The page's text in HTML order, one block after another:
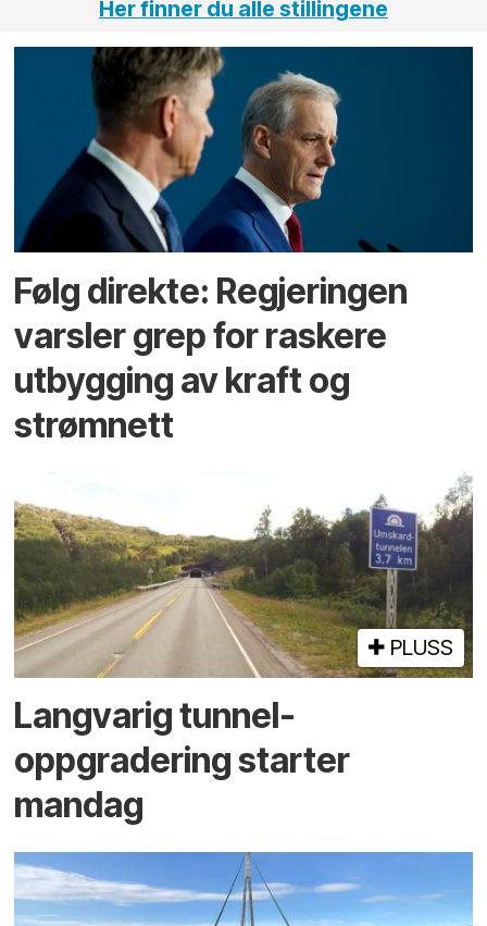
Her finner du alle stillingene
Følg direkte: Regjeringen
varsler grep for raskere
utbygging av kraft og
strømnett
PLUSS
Langvarig tunnel­
oppgradering starter
mandag